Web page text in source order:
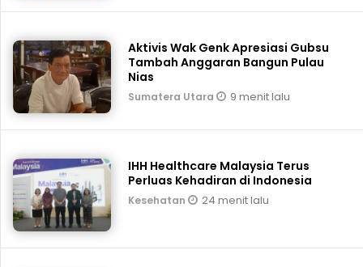
Aktivis Wak Genk Apresiasi Gubsu
Tambah Anggaran Bangun Pulau
Nias
Sumatera Utara 9 menit lalu
IHH Healthcare Malaysia Terus
Perluas Kehadiran di Indonesia
Kesehatan 24 menit lalu